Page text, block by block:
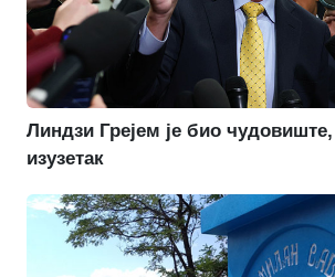
Линдзи Грејем је био
изузетак